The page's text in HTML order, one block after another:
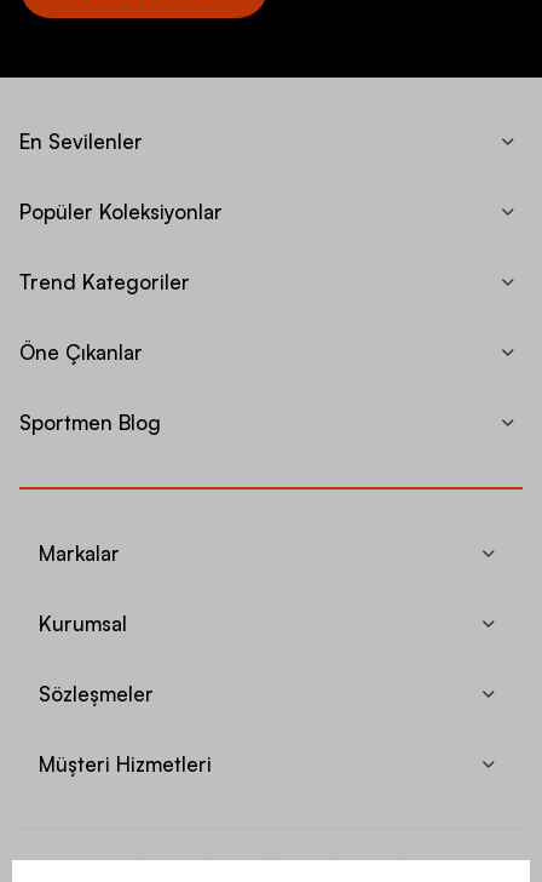
En Sevilenler
Popüler Koleksiyonlar
Trend Kategoriler
Öne Çıkanlar
Sportmen Blog
Markalar
Kurumsal
Sözleşmeler
Müşteri Hizmetleri